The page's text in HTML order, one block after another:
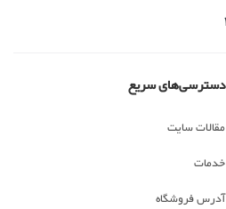
دسترسی‌های سریع
مقالات سایت
خدمات
آدرس فروشگاه